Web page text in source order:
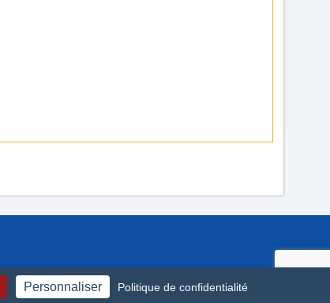
Personnaliser Politique de confidentialité